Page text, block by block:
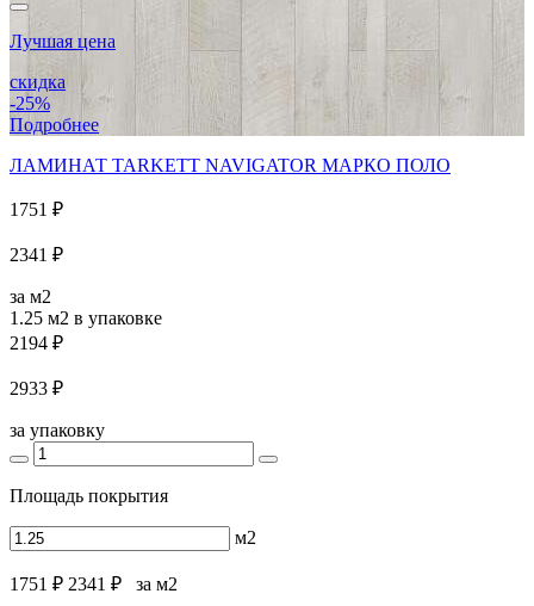
Лучшая цена
скидка
-25%
Подробнее
ЛАМИНАТ TARKETT NAVIGATOR МАРКО ПОЛО
1751 ₽
2341 ₽
за м2
1.25 м2 в упаковке
2194 ₽
2933 ₽
за упаковку
Площадь покрытия
м2
1751 ₽ 2341 ₽ за м2